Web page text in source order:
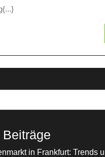
in Frankfurt: Trends